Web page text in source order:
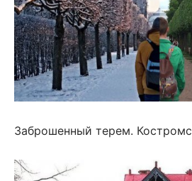
Заброшенный терем.